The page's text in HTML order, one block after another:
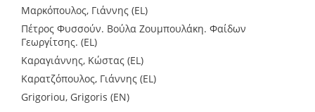
Μαρκόπουλος, Γιάννης (EL)
Πέτρος Φυσσούν. Βούλα Ζουμπουλάκη. Φαίδων
Γεωργίτσης. (EL)
Καραγιάννης, Κώστας (EL)
Καρατζόπουλος, Γιάννης (EL)
Grigoriou, Grigoris (EN)